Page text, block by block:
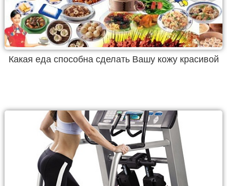
Какая еда способна сделать Вашу кожу красивой